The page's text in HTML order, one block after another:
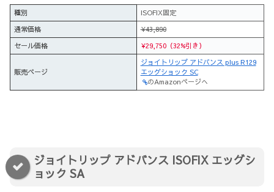
種別
ISOFIX固定
通常価格
¥43,890
セール価格
¥29,750（32%引き）
販売ページ
ジョイトリップ アドバンス plus R129
エッグショック SC
のAmazonページへ
ジョイトリップ アドバンス ISOFIX エッグシ
ョック SA